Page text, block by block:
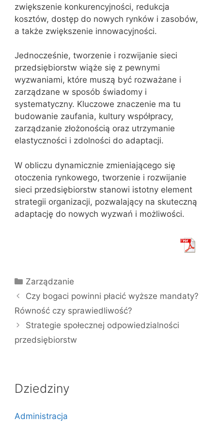
zwiększenie konkurencyjności, redukcja
kosztów, dostęp do nowych rynków i zasobów,
a także zwiększenie innowacyjności.
Jednocześnie, tworzenie i rozwijanie sieci
przedsiębiorstw wiąże się z pewnymi
wyzwaniami, które muszą być rozważane i
zarządzane w sposób świadomy i
systematyczny. Kluczowe znaczenie ma tu
budowanie zaufania, kultury współpracy,
zarządzanie złożonością oraz utrzymanie
elastyczności i zdolności do adaptacji.
W obliczu dynamicznie zmieniającego się
otoczenia rynkowego, tworzenie i rozwijanie
sieci przedsiębiorstw stanowi istotny element
strategii organizacji, pozwalający na skuteczną
adaptację do nowych wyzwań i możliwości.
Kategorie
Zarządzanie
Czy bogaci powinni płacić wyższe mandaty?
Równość czy sprawiedliwość?
Strategie społecznej odpowiedzialności
przedsiębiorstw
Dziedziny
Administracja